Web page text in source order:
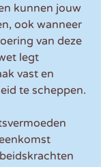
kunnen jouw
ook wanneer
van deze
legt
vast en
te scheppen.